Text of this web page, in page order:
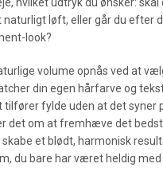
naturligt løft, eller går du efter
look?
volume opnås ved at
din egen hårfarve og
tilfører fylde uden at det syner
det om at fremhæve det
skabe et blødt, harmonisk
du bare har været heldig med